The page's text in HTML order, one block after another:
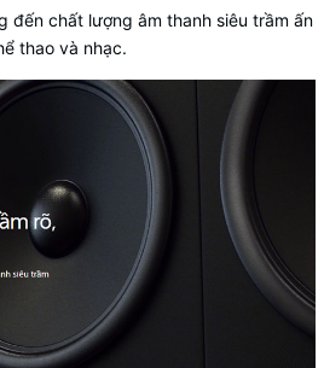
đến chất lượng âm thanh siêu trầm ấn
thao và nhạc.